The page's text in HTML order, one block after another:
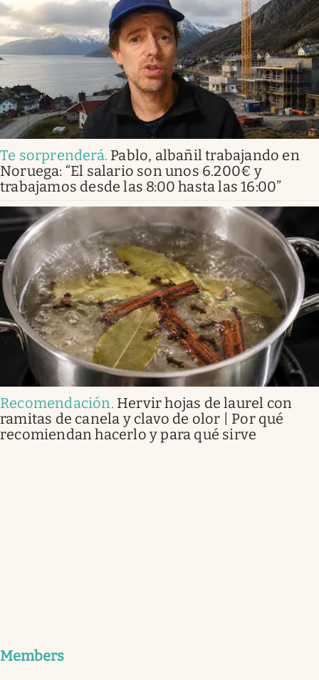
Te sorprenderá. Pablo, albañil trabajando en
Noruega: “El salario son unos 6.200€ y
trabajamos desde las 8:00 hasta las 16:00”
Recomendación. Hervir hojas de laurel con
ramitas de canela y clavo de olor | Por qué
recomiendan hacerlo y para qué sirve
Members